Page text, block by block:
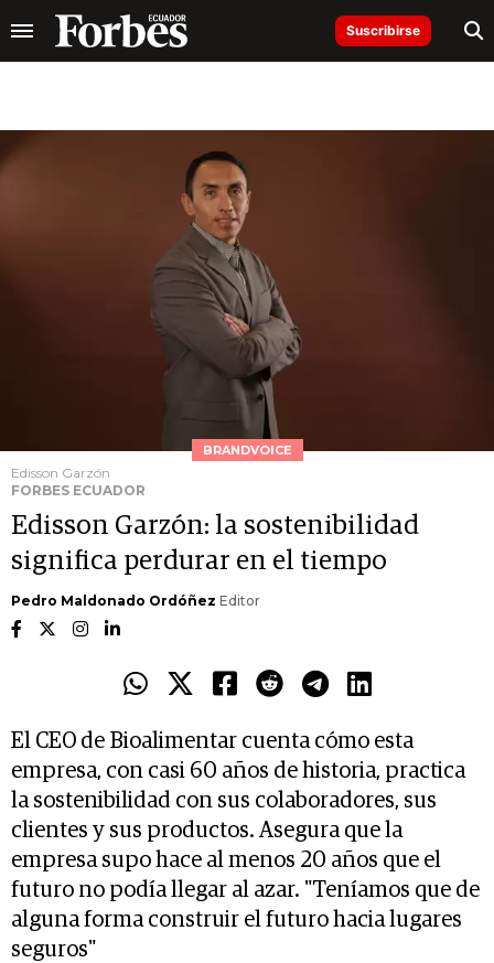
Suscribirse
BRANDVOICE
Edisson Garzón
FORBES ECUADOR
Edisson Garzón: la sostenibilidad
significa perdurar en el tiempo
Pedro Maldonado Ordóñez Editor
El CEO de Bioalimentar cuenta cómo esta
empresa, con casi 60 años de historia, practica
la sostenibilidad con sus colaboradores, sus
clientes y sus productos. Asegura que la
empresa supo hace al menos 20 años que el
futuro no podía llegar al azar. "Teníamos que de
alguna forma construir el futuro hacia lugares
seguros"